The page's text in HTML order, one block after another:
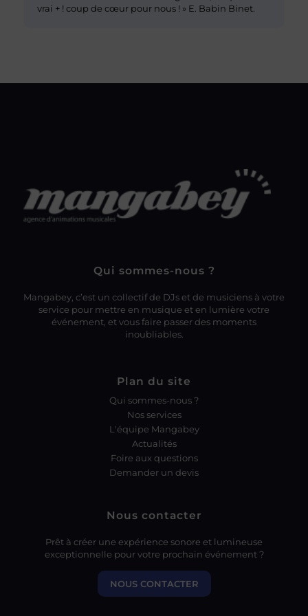
vrai + ! coup de cœur pour nous ! » E. Babin Binet.
Qui sommes-nous ?
Mangabey, c’est un collectif de DJs et de musiciens à votre
service pour mettre en musique et en lumière votre
événement, et vous faire passer des moments
inoubliables.
Plan du site
Qui sommes-nous ?
Nos services
L'équipe Mangabey
Actualités
Foire aux questions
Demander un devis
Nous contacter
Prêt à créer une expérience sonore et lumineuse
exceptionnelle pour votre prochain événement ?
NOUS CONTACTER